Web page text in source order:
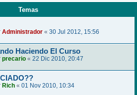
Temas
Administrador « 30 Jul 2012, 15:56
Haciendo El Curso
precario « 22 Dic 2010, 20:47
Rich « 01 Nov 2010, 10:34